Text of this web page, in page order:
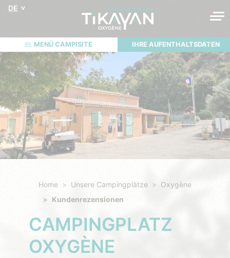
DE
MENÜ CAMPISITE IHRE AUFENTHALTSDATEN
Home Unsere Campingplätze
Oxygène
Kundenrezensionen
CAMPINGPLATZ
OXYGÈNE